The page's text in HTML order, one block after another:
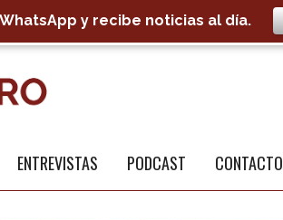
ENTREVISTAS PODCAST CONTACTO
y recibe noticias al día.